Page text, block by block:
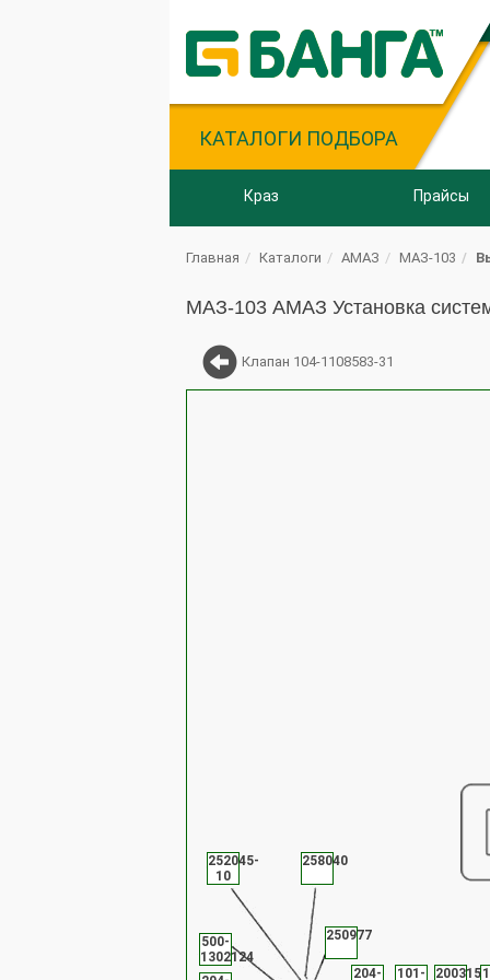
КАТАЛОГИ ПОДБОРА
Краз Прайсы
Главная Каталоги АМАЗ МАЗ-103
МАЗ-103 АМАЗ Установка
Клапан 104-1108583-31
252045-
10
204-
200315
101-
500-
1302124
250977
258040